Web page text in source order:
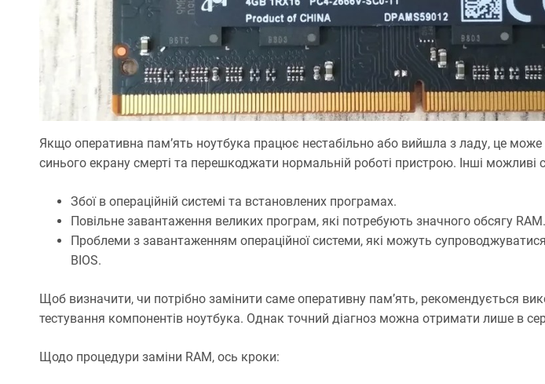
Якщо оперативна пам’ять ноутбука працює нестабільно або вийшла з ладу, це
синього екрану смерті та перешкоджати нормальній роботі пристрою. Інші
Збої в операційній системі та встановлених програмах.
Повільне завантаження великих програм, які потребують значного обсягу RAM.
Проблеми з завантаженням операційної системи, які можуть
BIOS.
Щоб визначити, чи потрібно замінити саме оперативну пам’ять, рекомендується
тестування компонентів ноутбука. Однак точний діагноз можна отримати лише в
Щодо процедури заміни RAM, ось кроки: